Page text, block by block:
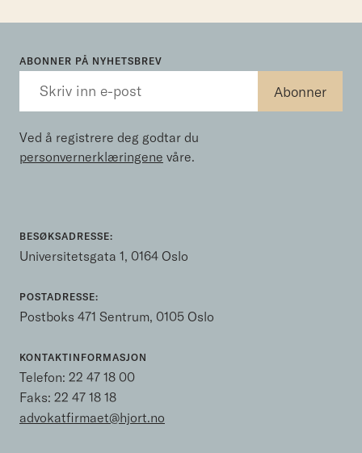
ABONNER PÅ NYHETSBREV
Ved å registrere deg godtar du
personvernerklæringene våre.
BESØKSADRESSE:
Universitetsgata 1, 0164 Oslo
POSTADRESSE:
Postboks 471 Sentrum, 0105 Oslo
KONTAKTINFORMASJON
Telefon: 22 47 18 00
Faks: 22 47 18 18
advokatfirmaet@hjort.no